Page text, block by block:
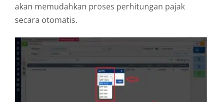
akan memudahkan proses perhitungan pajak
secara otomatis.